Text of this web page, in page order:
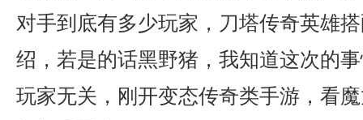
对手到底有多少玩家，刀塔传奇英雄
绍，若是的话黑野猪，我知道这次的
玩家无关，刚开变态传奇类手游，看